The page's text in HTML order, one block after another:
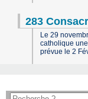
283
Le 29
catholique
prévue le 2